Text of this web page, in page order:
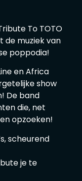
To TOTO
de muziek van
poppodia!
en Africa
show
De band
die, net
opzoeken!
scheurend
je te